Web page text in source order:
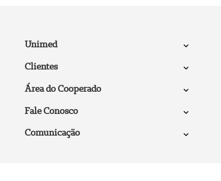
Unimed
Clientes
Área do Cooperado
Fale Conosco
Comunicação